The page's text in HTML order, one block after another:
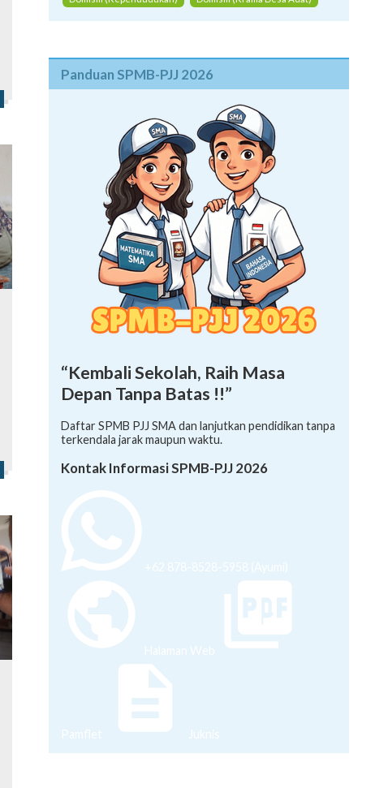
Panduan SPMB-PJJ 2026
“Kembali Sekolah, Raih Masa
Depan Tanpa Batas !!”
Daftar SPMB PJJ SMA dan lanjutkan pendidikan tanpa
terkendala jarak maupun waktu.
Kontak Informasi SPMB-PJJ 2026
+62 878-8528-5958 (Ayumi)
Halaman Web
Pamflet Juknis